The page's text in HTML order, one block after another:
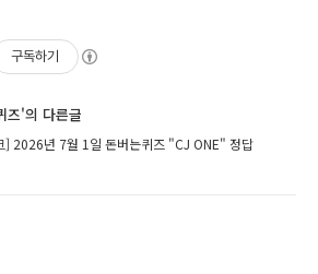
구독하기
즈'의 다른글
] 2026년 7월 1일 돈버는퀴즈 "CJ ONE" 정답